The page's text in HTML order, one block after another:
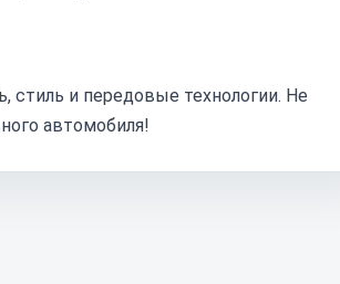
стиль и передовые технологии. Не
автомобиля!